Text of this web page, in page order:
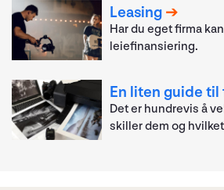
Leasing
Har du eget firma
leiefinansiering.
En liten guide
Det er hundrevis å
skiller dem og